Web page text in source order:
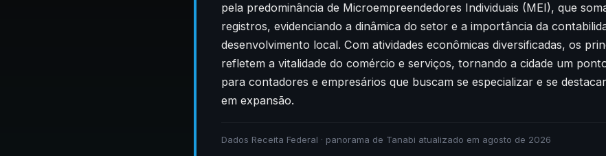
pela predominância de Microempreendedores Individuais (MEI), que
registros, evidenciando a dinâmica do setor e a importância da
desenvolvimento local. Com atividades econômicas diversificadas, os
refletem a vitalidade do comércio e serviços, tornando a cidade um
para contadores e empresários que buscam se especializar e se
em expansão.
Dados Receita Federal · panorama de Tanabi atualizado em agosto de 2026